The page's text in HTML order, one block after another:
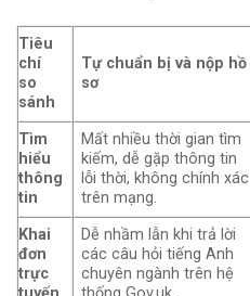
Tiêu
chí
so
sánh
Tự chuẩn bị và nộp hồ
sơ
Tìm
hiểu
thông
tin
Mất nhiều thời gian tìm
kiếm, dễ gặp thông tin
lỗi thời, không chính xác
trên mạng.
Khai
đơn
trực
Dễ nhầm lẫn khi trả lời
các câu hỏi tiếng Anh
chuyên ngành trên hệ